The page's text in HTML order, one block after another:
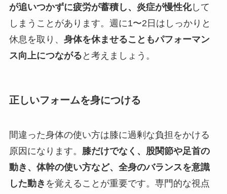
が追いつかずに疲労が蓄積し、炎症が慢性化して
しまうことがあります。週に1〜2日はしっかりと
休息を取り、 身体を休ませることもパフォーマン
ス向上につながる と考えましょう。
正しいフォームを身につける
間違った身体の使い方は膝に過剰な負担をかける
原因になります。 膝だけでなく、股関節や足首の
動き、体幹の使い方など、全身のバランスを意識
した動き を覚えることが重要です。専門的な視点